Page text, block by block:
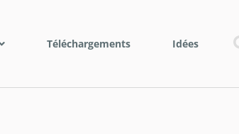
Téléchargements Idées